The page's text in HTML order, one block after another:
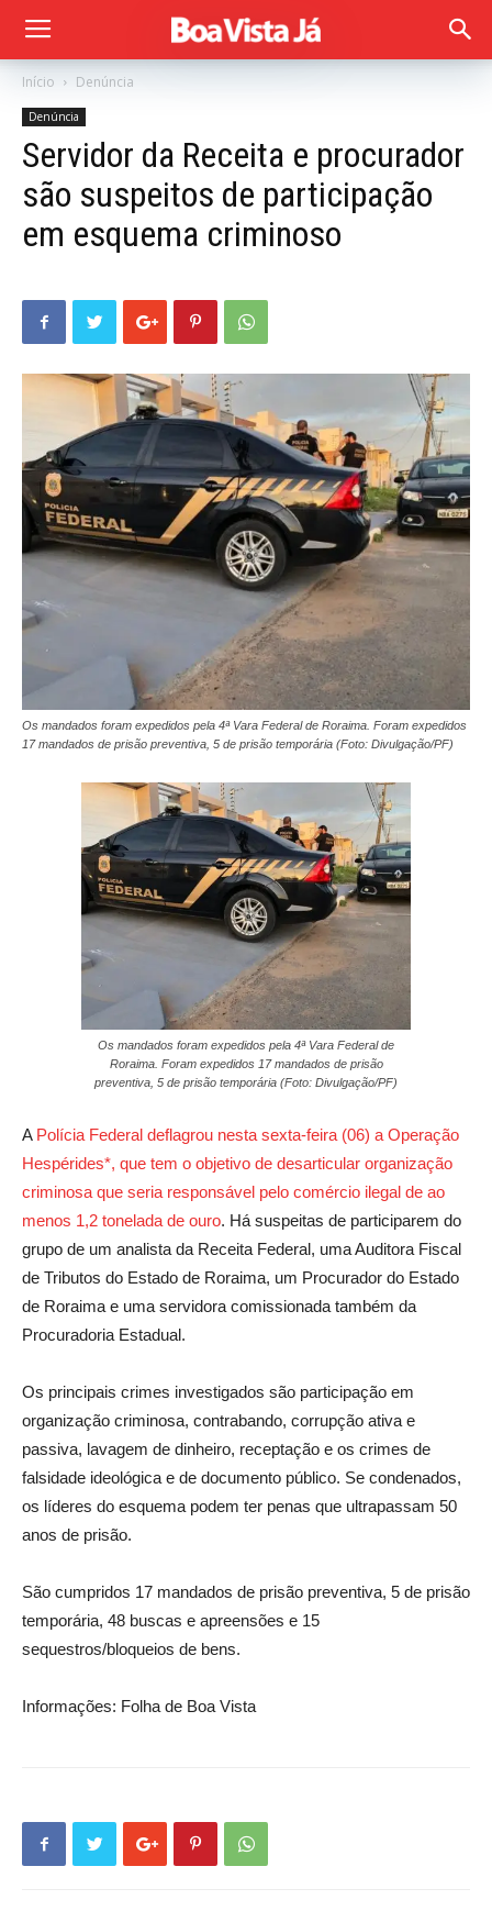
Início Denúncia
Denúncia
Servidor da Receita e procurador
são suspeitos de participação
em esquema criminoso
Os mandados foram expedidos pela 4ª Vara Federal de Roraima. Foram expedidos
17 mandados de prisão preventiva, 5 de prisão temporária (Foto: Divulgação/PF)
Os mandados foram expedidos pela 4ª Vara Federal de
Roraima. Foram expedidos 17 mandados de prisão
preventiva, 5 de prisão temporária (Foto: Divulgação/PF)
A Polícia Federal deflagrou nesta sexta-feira (06) a Operação
Hespérides*, que tem o objetivo de desarticular organização
criminosa que seria responsável pelo comércio ilegal de ao
menos 1,2 tonelada de ouro. Há suspeitas de participarem do
grupo de um analista da Receita Federal, uma Auditora Fiscal
de Tributos do Estado de Roraima, um Procurador do Estado
de Roraima e uma servidora comissionada também da
Procuradoria Estadual.
Os principais crimes investigados são participação em
organização criminosa, contrabando, corrupção ativa e
passiva, lavagem de dinheiro, receptação e os crimes de
falsidade ideológica e de documento público. Se condenados,
os líderes do esquema podem ter penas que ultrapassam 50
anos de prisão.
São cumpridos 17 mandados de prisão preventiva, 5 de prisão
temporária, 48 buscas e apreensões e 15
sequestros/bloqueios de bens.
Informações: Folha de Boa Vista